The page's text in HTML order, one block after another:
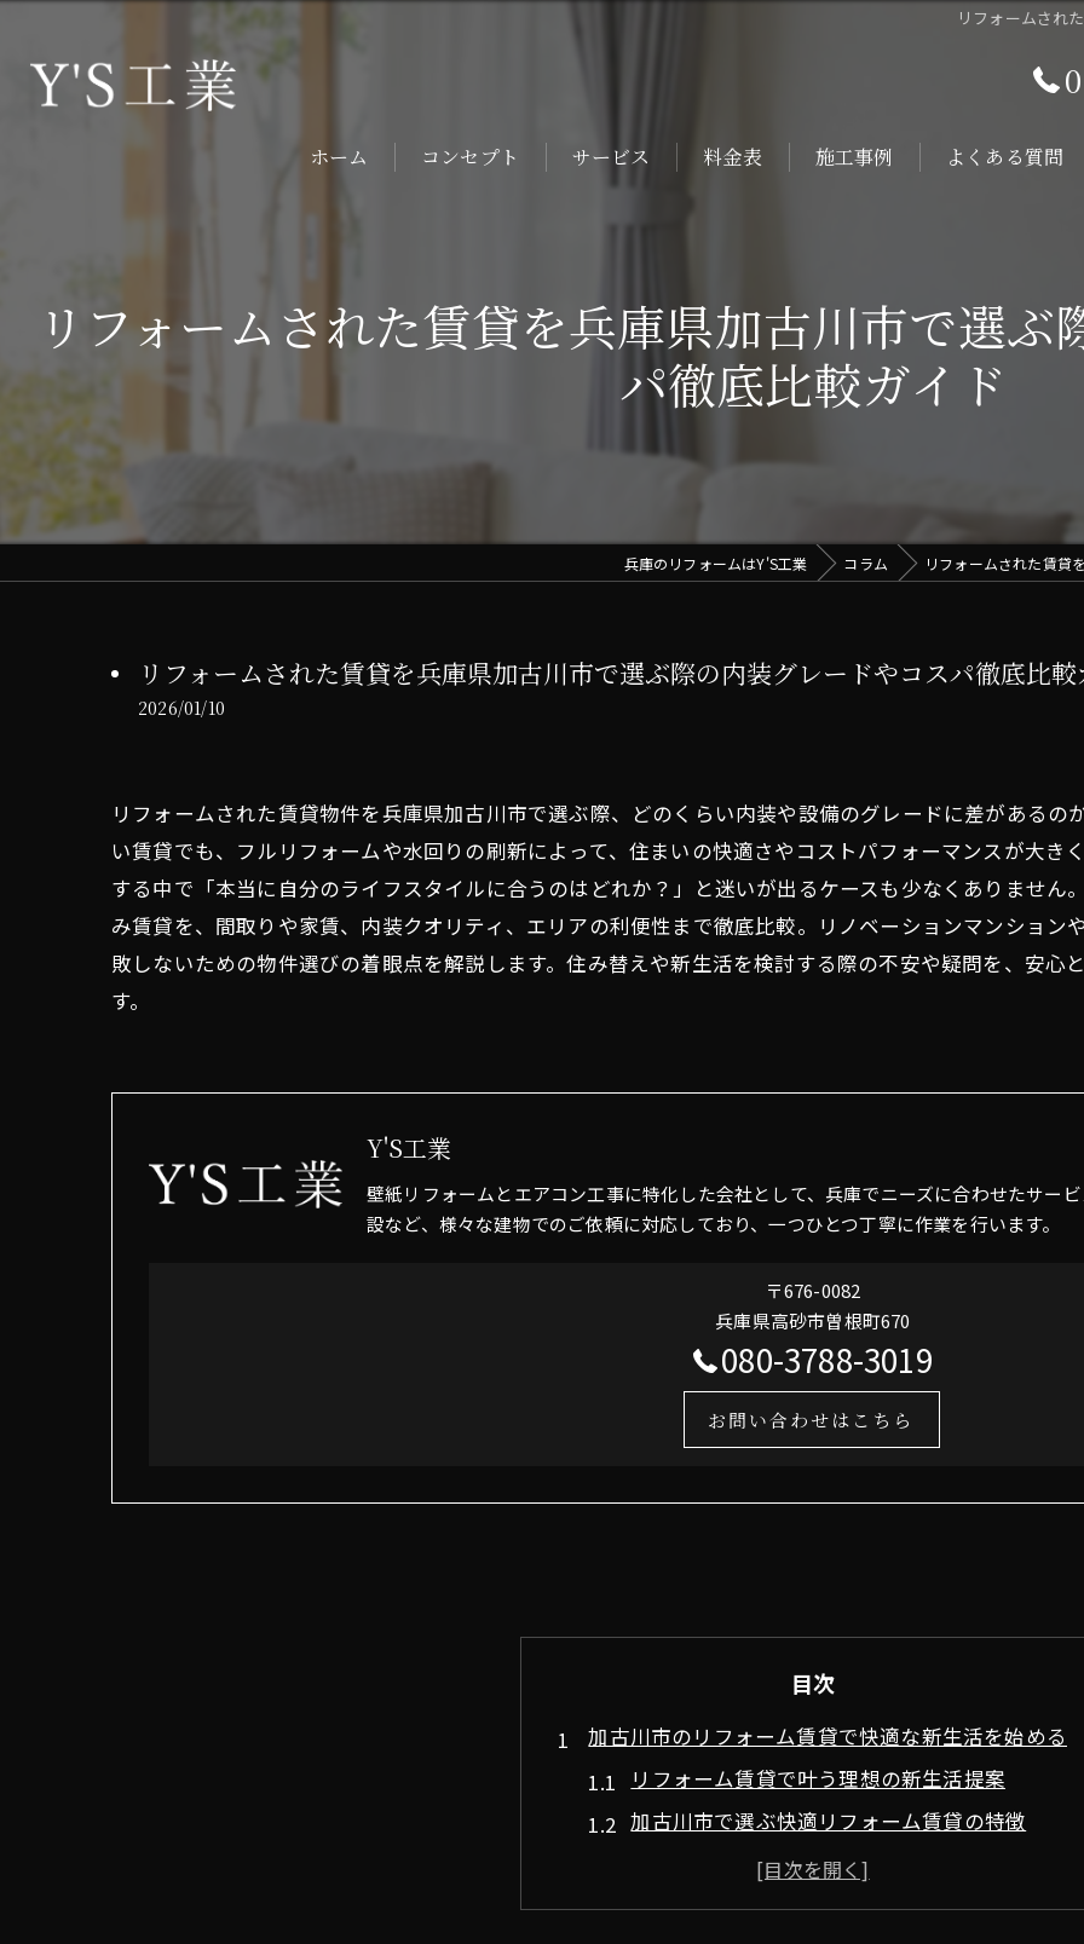
リフォームされ
ホーム コンセプト サービス 料金表 施工事例 よくある質問
リフォームされた賃貸を兵庫県加古川市で選
パ徹底比較ガイド
兵庫のリフォームはY'S工業 コラム リフォームされた賃貸
リフォームされた賃貸を兵庫県加古川市で選ぶ際の内装グレードやコスパ徹底比
2026/01/10
リフォームされた賃貸物件を兵庫県加古川市で選ぶ際、どのくらい内装や設備のグレードに差がある
い賃貸でも、フルリフォームや水回りの刷新によって、住まいの快適さやコストパフォーマンスが大き
する中で「本当に自分のライフスタイルに合うのはどれか？」と迷いが出るケースも少なくありません
み賃貸を、間取りや家賃、内装クオリティ、エリアの利便性まで徹底比較。リノベーションマンション
敗しないための物件選びの着眼点を解説します。住み替えや新生活を検討する際の不安や疑問を、安心
す。
Y'S工業
壁紙リフォームとエアコン工事に特化した会社として、兵庫でニーズに合わせたサー
設など、様々な建物でのご依頼に対応しており、一つひとつ丁寧に作業を行います。
〒676-0082
兵庫県高砂市曽根町670
080-3788-3019
お問い合わせはこちら
目次
加古川市のリフォーム賃貸で快適な新生活を始める
リフォーム賃貸で叶う理想の新生活提案
加古川市で選ぶ快適リフォーム賃貸の特徴
リフォーム物件が新生活に与えるメリット
賃貸リフォームで暮らしの質が上がる理由